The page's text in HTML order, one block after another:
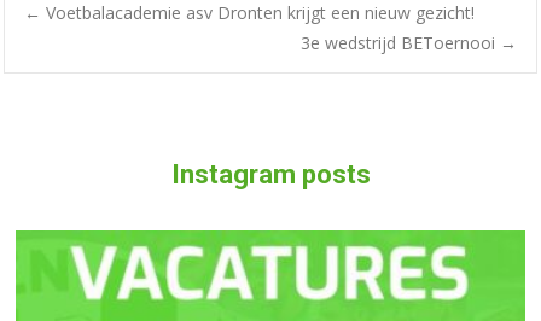
← Voetbalacademie asv Dronten krijgt een nieuw gezicht!
3e wedstrijd BEToernooi →
Instagram posts